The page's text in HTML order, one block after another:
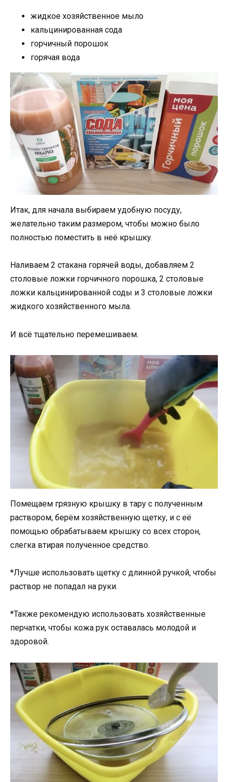
жидкое хозяйственное мыло
кальцинированная сода
горчичный порошок
горячая вода
Итак, для начала выбираем удобную посуду,
желательно таким размером, чтобы можно было
полностью поместить в неё крышку.
Наливаем 2 стакана горячей воды, добавляем 2
столовые ложки горчичного порошка, 2 столовые
ложки кальцинированной соды и 3 столовые ложки
жидкого хозяйственного мыла.
И всё тщательно перемешиваем.
Помещаем грязную крышку в тару с полученным
раствором, берём хозяйственную щетку, и с её
помощью обрабатываем крышку со всех сторон,
слегка втирая полученное средство.
*Лучше использовать щетку с длинной ручкой, чтобы
раствор не попадал на руки.
*Также рекомендую использовать хозяйственные
перчатки, чтобы кожа рук оставалась молодой и
здоровой.